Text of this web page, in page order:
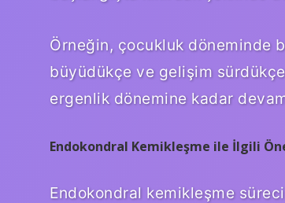
Örneğin, çocukluk döneminde
büyüdükçe ve gelişim
ergenlik dönemine kadar
Endokondral Kemikleşme ile İlgili
Endokondral kemikleşme